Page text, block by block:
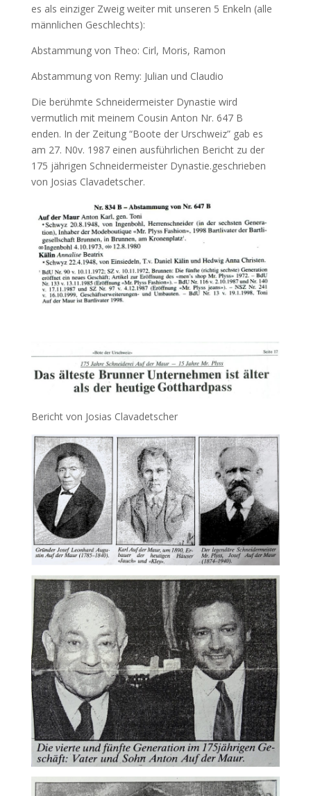
es als einziger Zweig weiter mit unseren 5 Enkeln (alle
männlichen Geschlechts):
Abstammung von Theo: Cirl, Moris, Ramon
Abstammung von Remy: Julian und Claudio
Die berühmte Schneidermeister Dynastie wird
vermutlich mit meinem Cousin Anton Nr. 647 B
enden. In der Zeitung “Boote der Urschweiz” gab es
am 27. N0v. 1987 einen ausführlichen Bericht zu der
175 jährigen Schneidermeister Dynastie.geschrieben
von Josias Clavadetscher.
Bericht von Josias Clavadetscher